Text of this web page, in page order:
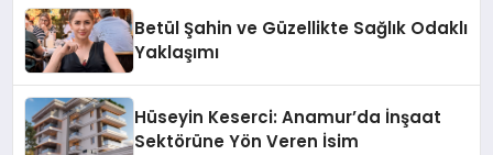
Betül Şahin ve Güzellikte Sağlık Odaklı
Yaklaşımı
Hüseyin Keserci: Anamur’da İnşaat
Sektörüne Yön Veren İsim